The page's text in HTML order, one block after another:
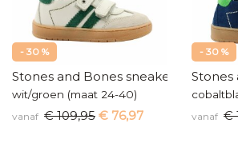
- 30 %
Stones and Bones sneakers
wit/groen (maat 24-40)
vanaf € 109,95 € 76,97
- 30 %
Stones
vanaf €